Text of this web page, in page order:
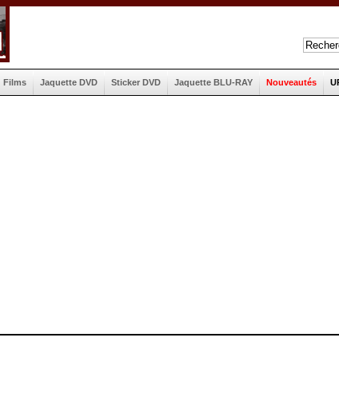
Films Jaquette DVD Sticker DVD Jaquette BLU-RAY Nouveautés